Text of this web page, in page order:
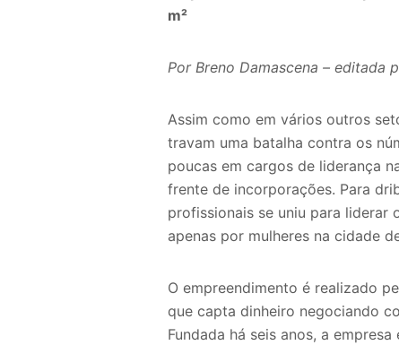
m²
Por Breno Damascena – editada
Assim como em vários outros
travam uma batalha contra os
poucas em cargos de liderança
frente de incorporações. Para
profissionais se uniu para liderar
apenas por mulheres na cidade
O empreendimento é realizado
que capta dinheiro negociando
Fundada há seis anos, a